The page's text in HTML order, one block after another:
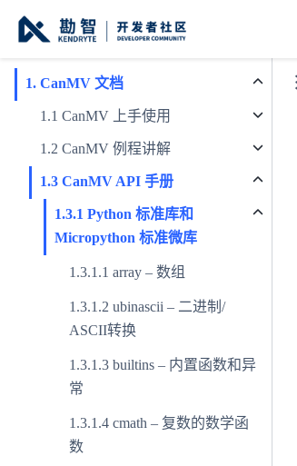
搜索 Ctrl
CanMV 文档
CanMV 上手使用
CanMV 例程讲解
CanMV API 手册
Python 标准库和
Micropython 标准微库
array – 数组
ubinascii – 二进制/
ASCII转换
builtins – 内置函数和异
常
cmath – 复数的数学函
数